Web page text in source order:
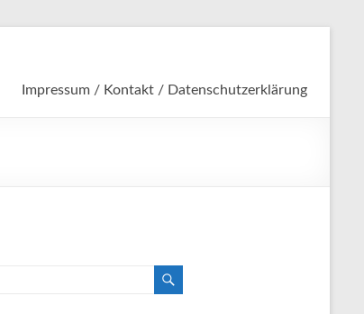
Impressum / Kontakt / Datenschutzerklärung